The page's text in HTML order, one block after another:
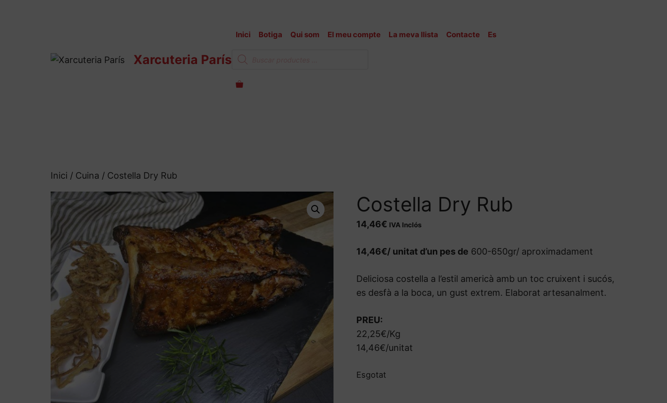
Xarcuteria París
Inici Botiga Qui som El meu compte La meva llista Contacte Es
Products
search
Inici / Cuina / Costella Dry Rub
Costella Dry Rub
14,46€ IVA Inclós
14,46€/ unitat d’un pes de 600-650gr/ aproximadament
Deliciosa costella a l’estil americà amb un toc cruixent i sucós,
es desfà a la boca, un gust extrem. Elaborat artesanalment.
PREU:
22,25€/Kg
14,46€/unitat
Esgotat